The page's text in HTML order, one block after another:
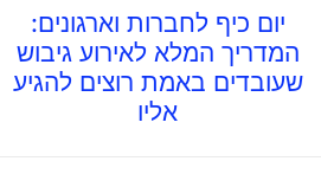
יום כיף לחברות וארגונים:
המדריך המלא לאירוע גיבוש
שעובדים באמת רוצים להגיע
אליו